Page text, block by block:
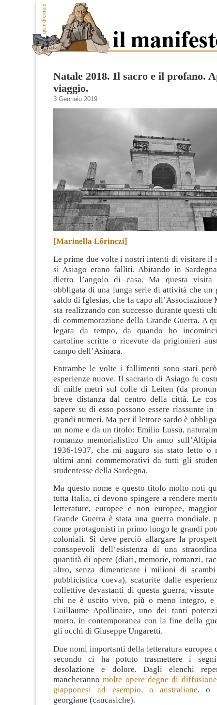
Natale 2018. Il sacro e il profano.
viaggio.
3 Gennaio 2019
[Marinella Lőrinczi]
Le prime due volte i nostri intenti di visitare il
si Asiago erano falliti. Abitando in
dietro l’angolo di casa.Ma questa visita
obbligata di una lunga serie di attività che un
saldo di Iglesias, che fa capo all’Associazione
sta realizzando con successo durante questi
di commemorazione della Grande Guerra. A
legata da tempo, da quando ho
cartoline scritte o ricevute da prigionieri
campo dell’Asinara.
Entrambe le volte i fallimenti sono stati
esperienze nuove. Il sacrario di Asiago fu
di mille metri sul colle di Leiten (da
breve distanza dal centro della città. Le
sapere su di esso possono essere riassunte
grandi numeri. Ma per il lettore sardo è
un nome e da un titolo: Emilio Lussu,
romanzo memorialistico Un anno
1936-1937, che mi auguro sia stato letto o
ultimi anni commemorativi da tutti gli
studentesse della Sardegna.
Ma questo nome e questo titolo molto noti
tutta Italia, ci devono spingere a rendere
letterature, europee e non europee,
Grande Guerra è stata una guerra mondiale,
come protagonisti in primo luogo le grandi
coloniali. Si deve perciò allargare la
consapevoli dell’esistenza di una
quantità di opere (diari, memorie, romanzi,
altro, senza dimenticare i milioni di
pubblicistica coeva), scaturite dalle
collettive devastanti di questa guerra, vissute
chi ne è uscito vivo, più o meno integro, e
Guillaume Apollinaire, uno dei tanti
morto, in contemporanea con la fine della
gli occhi di Giuseppe Ungaretti.
Due nomi importanti della letteratura europea
secondo ci ha potuto trasmettere i
desolazione e dolore. Dagli elenchi
mancherannomolte opere degne di
giapponesi ad esempio, o australiane, o
georgiane (caucasiche).